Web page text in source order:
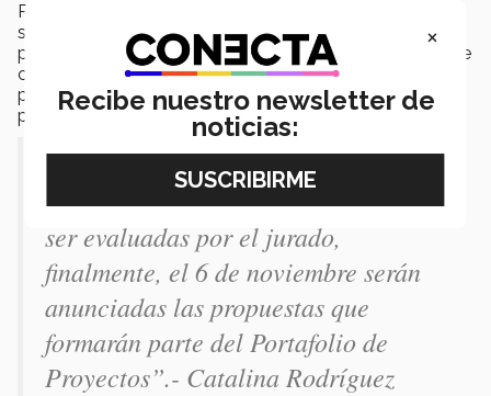
Para participar los interesados deberán registrarse en la
siguiente liga (https://bit.ly/RetoActua
posteriormente recibirán un correo electrónico donde se
confirmará oficialmente su participación y se les
proporcionará más información sobre los siguientes
pasos a seguir.
“Los equipos deberán presentar sus
propuestas a finales de octubre para
ser evaluadas por el jurado,
finalmente, el 6 de noviembre serán
anunciadas las propuestas que
formarán parte del Portafolio de
Proyectos”.- Catalina Rodríguez
×
Recibe nuestro newsletter de
noticias: